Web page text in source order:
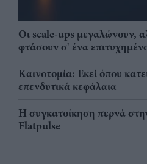
Οι scale-ups μεγαλώνουν,
φτάσουν σ' ένα
Καινοτομία: Εκεί όπου
επενδυτικά κεφάλαια
Η συγκατοίκηση περνά
Flatpulse